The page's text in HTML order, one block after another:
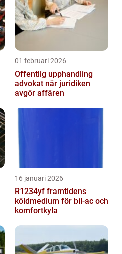
01 februari 2026
Offentlig upphandling
advokat när juridiken
avgör affären
16 januari 2026
R1234yf framtidens
köldmedium för bil-ac och
komfortkyla